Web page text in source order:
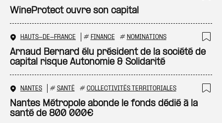
WineProtect ouvre son capital
HAUTS-DE-FRANCE # FINANCE # NOMINATIONS
Arnaud Bernard élu président de la société de
capital risque Autonomie & Solidarité
NANTES # SANTÉ # COLLECTIVITÉS TERRITORIALES
Nantes Métropole abonde le fonds dédié à la
santé de 800 000€